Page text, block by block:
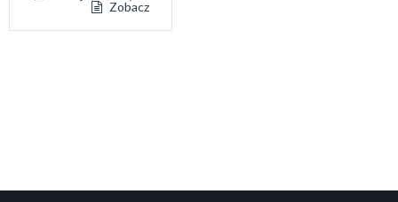
Zobacz